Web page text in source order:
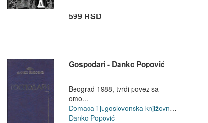
599 RSD
Gospodari - Danko Popović
Beograd 1988, tvrdi povez sa
omo...
Domaća i jugoslovenska književnost
Danko Popović